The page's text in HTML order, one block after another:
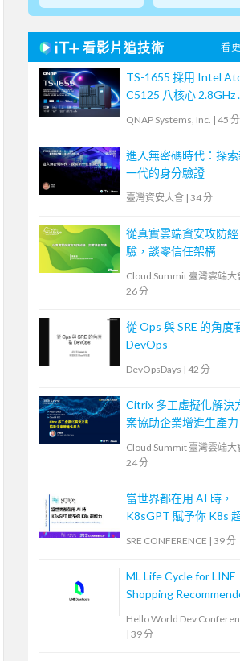
看影片追技術 看
TS-1655 採用 Intel
C5125 八核心 2.8GHz
理器，最高支援 256GB
存架構適合中小企業備
及監控應用，支援
QuTS hero
QNAP Systems, Inc. | 45 分
進入無密碼時代：探
一代的身分驗證
臺灣資安大會 | 34 分
從真實雲端資安攻防經
驗，談零信任架構
Cloud Summit 臺灣雲端大
26 分
從 Ops 與 SRE 的角度
DevOps
DevOpsDays | 42 分
Citrix 多工虛擬化解決
案協助企業增進生產力
Cloud Summit 臺灣雲端大
24 分
當世界都在用 AI 時，
K8sGPT 賦予你 K8s
SRE CONFERENCE | 39 分
ML Life Cycle for LINE
Shopping
Hello World Dev
| 39 分